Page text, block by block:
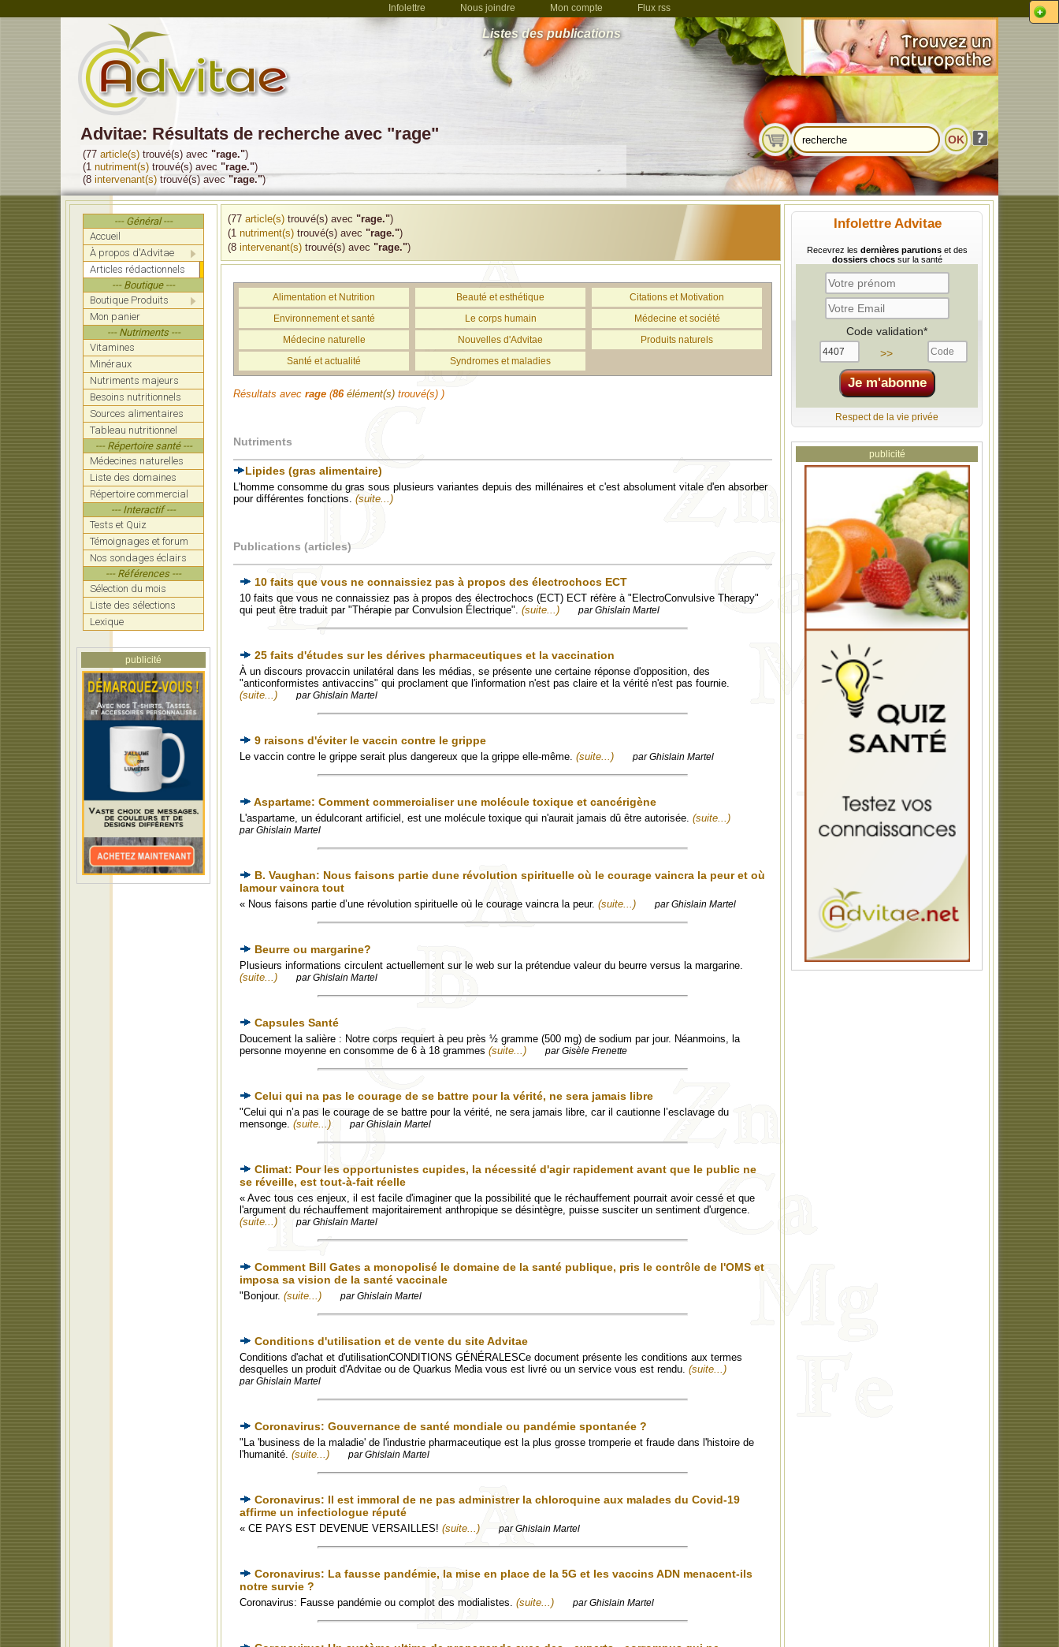
Infolettre Nous joindre Mon compte Flux rss
Listes des publications
Advitae: Résultats de recherche avec "rage"
(77 article(s) trouvé(s) avec "rage.")
(1 nutriment(s) trouvé(s) avec "rage.")
(8 intervenant(s) trouvé(s) avec "rage.")
--- Général ---
Accueil
À propos d'Advitae
Articles rédactionnels
--- Boutique ---
Boutique Produits
Mon panier
--- Nutriments ---
Vitamines
Minéraux
Nutriments majeurs
Besoins nutritionnels
Sources alimentaires
Tableau nutritionnel
--- Répertoire santé ---
Médecines naturelles
Liste des domaines
Répertoire commercial
--- Interactif ---
Tests et Quiz
Témoignages et forum
Nos sondages éclairs
--- Références ---
Sélection du mois
Liste des sélections
Lexique
publicité
(77 article(s) trouvé(s) avec "rage.")
(1 nutriment(s) trouvé(s) avec "rage.")
(8 intervenant(s) trouvé(s) avec "rage.")
Infolettre Advitae
Recevrez les dernières parutionset des
dossiers chocssur la santé
Code validation*
>>
Respect de la vie privée
publicité
Alimentation et Nutrition Beauté et esthétique
Citations et Motivation
Environnement et santé
Le corps humain
Médecine et société
Médecine naturelle
Nouvelles d'Advitae
Produits naturels
Santé et actualité
Syndromes et maladies
Résultats avec rage (86 élément(s) trouvé(s) )
Nutriments
Lipides (gras alimentaire)
L'homme consomme du gras sous plusieurs variantes depuis des millénaires et c'est absolument vitale d'en absorber
pour différentes fonctions. (suite...)
Publications (articles)
10 faits que vous ne connaissiez pas à propos des électrochocs ECT
10 faits que vous ne connaissiez pas à propos des électrochocs (ECT) ECT réfère à "ElectroConvulsive Therapy"
qui peut être traduit par "Thérapie par Convulsion Électrique". (suite...) par Ghislain Martel
25 faits d'études sur les dérives pharmaceutiques et la vaccination
À un discours provaccin unilatéral dans les médias, se présente une certaine réponse d'opposition, des
"anticonformistes antivaccins" qui proclament que l'information n'est pas claire et la vérité n'est pas fournie.
(suite...)
par Ghislain Martel
9 raisons d'éviter le vaccin contre le grippe
Le vaccin contre le grippe serait plus dangereux que la grippe elle-même. (suite...) par Ghislain Martel
Aspartame: Comment commercialiser une molécule toxique et cancérigène
L'aspartame, un édulcorant artificiel, est une molécule toxique qui n'aurait jamais dû être autorisée. (suite...)
par Ghislain Martel
B. Vaughan: Nous faisons partie dune révolution spirituelle où le courage vaincra la peur et où
lamour vaincra tout
« Nous faisons partie d’une révolution spirituelle où le courage vaincra la peur. (suite...) par Ghislain Martel
Beurre ou margarine?
Plusieurs informations circulent actuellement sur le web sur la prétendue valeur du beurre versus la margarine.
(suite...)
par Ghislain Martel
Capsules Santé
Doucement la salière : Notre corps requiert à peu près ½ gramme (500 mg) de sodium par jour. Néanmoins, la
personne moyenne en consomme de 6 à 18 grammes (suite...) par Gisèle Frenette
Celui qui na pas le courage de se battre pour la vérité, ne sera jamais libre
"Celui qui n’a pas le courage de se battre pour la vérité, ne sera jamais libre, car il cautionne l’esclavage du
mensonge. (suite...) par Ghislain Martel
Climat: Pour les opportunistes cupides, la nécessité d'agir rapidement avant que le public ne
se réveille, est tout-à-fait réelle
« Avec tous ces enjeux, il est facile d'imaginer que la possibilité que le réchauffement pourrait avoir cessé et que
l'argument du réchauffement majoritairement anthropique se désintègre, puisse susciter un sentiment d'urgence.
(suite...)
par Ghislain Martel
Comment Bill Gates a monopolisé le domaine de la santé publique, pris le contrôle de l'OMS et
imposa sa vision de la santé vaccinale
"Bonjour. (suite...) par Ghislain Martel
Conditions d'utilisation et de vente du site Advitae
Conditions d'achat et d'utilisationCONDITIONS GÉNÉRALESCe document présente les conditions aux termes
desquelles un produit d'Advitae ou de Quarkus Media vous est livré ou un service vous est rendu. (suite...)
par Ghislain Martel
Coronavirus: Gouvernance de santé mondiale ou pandémie spontanée ?
"La 'business de la maladie' de l'industrie pharmaceutique est la plus grosse tromperie et fraude dans l'histoire de
l'humanité. (suite...) par Ghislain Martel
Coronavirus: Il est immoral de ne pas administrer la chloroquine aux malades du Covid-19
affirme un infectiologue réputé
« CE PAYS EST DEVENUE VERSAILLES! (suite...) par Ghislain Martel
Coronavirus: La fausse pandémie, la mise en place de la 5G et les vaccins ADN menacent-ils
notre survie ?
Coronavirus: Fausse pandémie ou complot des modialistes. (suite...) par Ghislain Martel